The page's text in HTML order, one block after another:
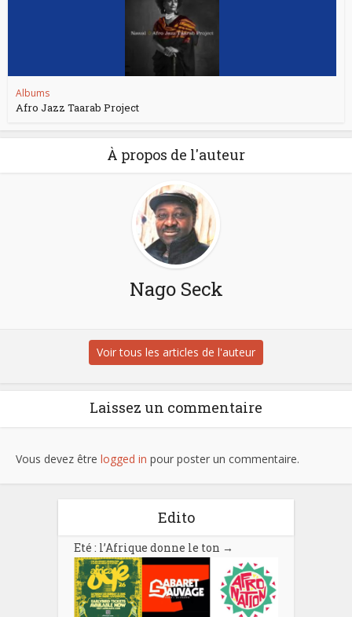
Albums
Afro Jazz Taarab Project
À propos de l'auteur
Nago Seck
Voir tous les articles de l'auteur
Laissez un commentaire
Vous devez être logged in pour poster un commentaire.
Edito
Eté : l’Afrique donne le ton →